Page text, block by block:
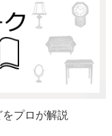
プロが解説